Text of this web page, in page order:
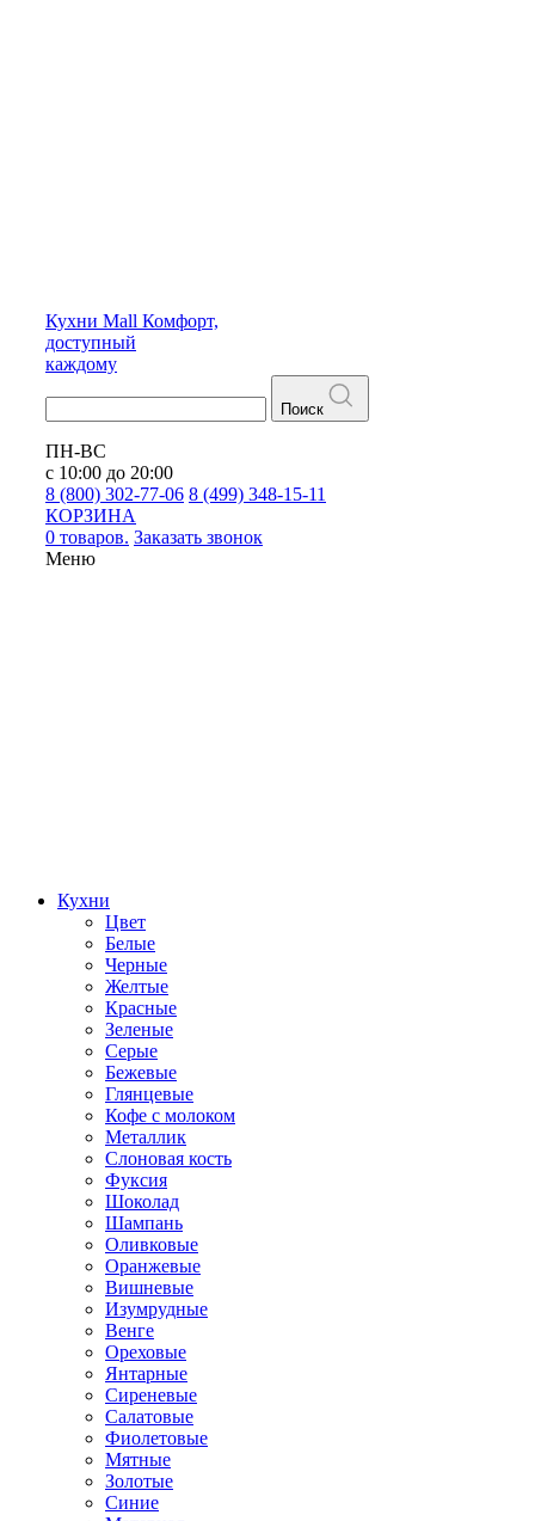
Кухни Mall Комфорт,
доступный
каждому
Поиск
ПН-ВС
с 10:00 до 20:00
8 (800) 302-77-06 8 (499) 348-15-11
КОРЗИНА
0 товаров. Заказать звонок
Меню
Кухни
Цвет
Белые
Черные
Желтые
Красные
Зеленые
Серые
Бежевые
Глянцевые
Кофе с молоком
Металлик
Слоновая кость
Фуксия
Шоколад
Шампань
Оливковые
Оранжевые
Вишневые
Изумрудные
Венге
Ореховые
Янтарные
Сиреневые
Салатовые
Фиолетовые
Мятные
Золотые
Синие